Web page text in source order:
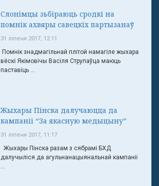
Слонімцы зьбіраюць сродкі на
помнік ахвяры савецкіх партызанаў
31 ліпеня 2017, 12:11
Помнік знадмагільнай плітой намагіле жыхара
вёскі Якімовічы Васіля Струпаўца маюць
паставіць ...
Жыхары Пінска далучаюцца да
кампаніі “За якасную медыцыну”
31 ліпеня 2017, 11:17
Жыхары Пінска разам з сябрамі БХД
далучыліся да агульнанацыянальнай кампаніі
...